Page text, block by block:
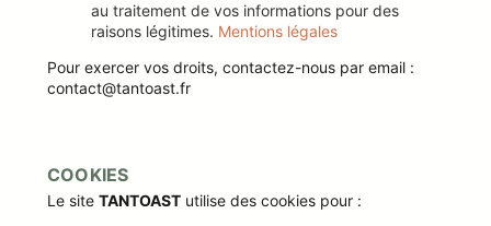
au traitement de vos informations pour des
raisons légitimes. Mentions légales
Pour exercer vos droits, contactez-nous par email :
contact@tantoast.fr
COOKIES
Le site TANTOAST utilise des cookies pour :